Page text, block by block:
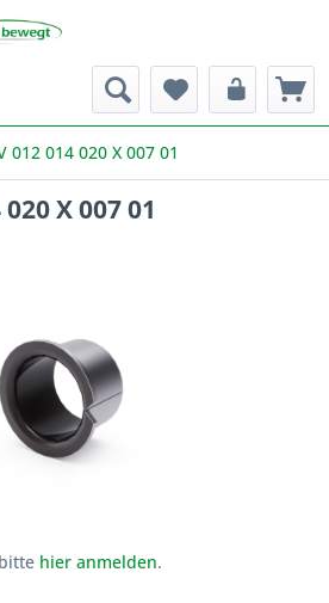
012 014 020 X 007 01
X 007 01
hier anmelden.